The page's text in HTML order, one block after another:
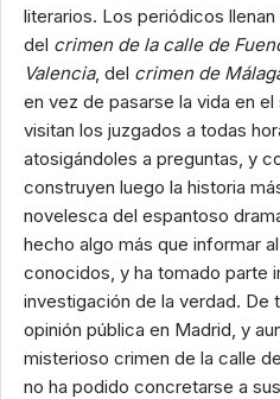
literarios. Los periódicos
del crimen de la calle de
Valencia, del crimen de
en vez de pasarse la vida en
visitan los juzgados a todas
atosigándoles a preguntas, y
construyen luego la historia
novelesca del espantoso
hecho algo más que informar
conocidos, y ha tomado parte
investigación de la verdad. De
opinión pública en Madrid, y
misterioso crimen de la calle
no ha podido concretarse a